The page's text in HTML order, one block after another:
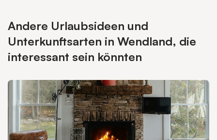
Andere Urlaubsideen und
Unterkunftsarten in Wendland, die
interessant sein könnten